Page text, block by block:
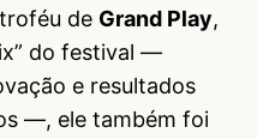
de Grand Play,
do festival —
e resultados
—, ele também foi